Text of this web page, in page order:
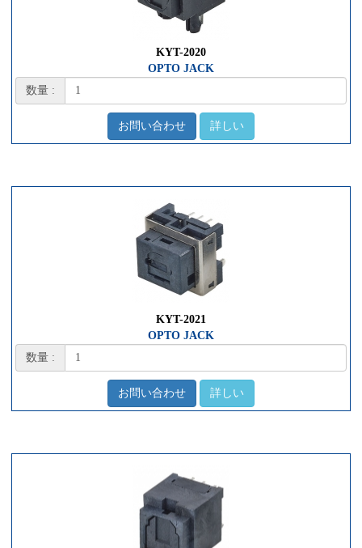
KYT-2020
OPTO JACK
数量 :
お問い合わせ 詳しい
KYT-2021
OPTO JACK
数量 :
お問い合わせ 詳しい